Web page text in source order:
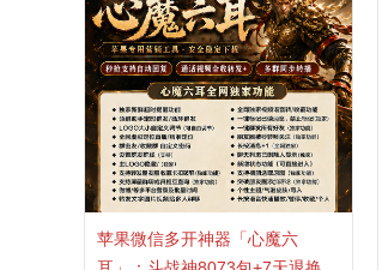
苹果微信多开神器「心魔六